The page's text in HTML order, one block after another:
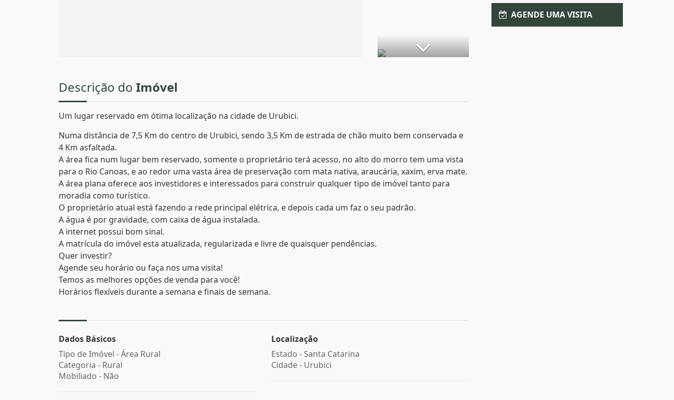
Descrição do Imóvel
Um lugar reservado em ótima localização na cidade de Urubici.
Numa distância de 7,5 Km do centro de Urubici, sendo 3,5 Km de estrada de chão muito bem conservada e
4 Km asfaltada.
A área fica num lugar bem reservado, somente o proprietário terá acesso, no alto do morro tem uma vista
para o Rio Canoas, e ao redor uma vasta área de preservação com mata nativa, araucária, xaxim, erva mate.
A área plana oferece aos investidores e interessados para construir qualquer tipo de imóvel tanto para
moradia como turístico.
O proprietário atual está fazendo a rede principal elétrica, e depois cada um faz o seu padrão.
A água é por gravidade, com caixa de água instalada.
A internet possui bom sinal.
A matrícula do imóvel esta atualizada, regularizada e livre de quaisquer pendências.
Quer investir?
Agende seu horário ou faça nos uma visita!
Temos as melhores opções de venda para você!
Horários flexíveis durante a semana e finais de semana.
Dados Básicos
Tipo de Imóvel - Área Rural
Categoria - Rural
Mobiliado - Não
Localização
Estado - Santa Catarina
Cidade - Urubici
AGENDE UMA VISITA